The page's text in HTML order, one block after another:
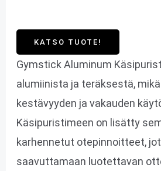
KATSO TUOTE!
Gymstick Aluminum
alumiinista ja teräksestä,
kestävyyden ja vakauden
Käsipuristimeen on lisätty
karhennetut otepinnoitteet,
saavuttamaan luotettavan